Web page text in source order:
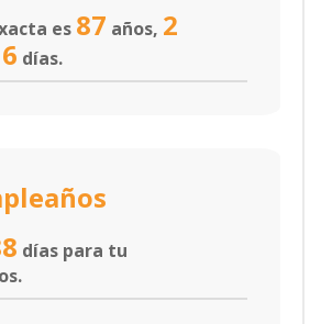
es 87 años, 2
días.
días para tu